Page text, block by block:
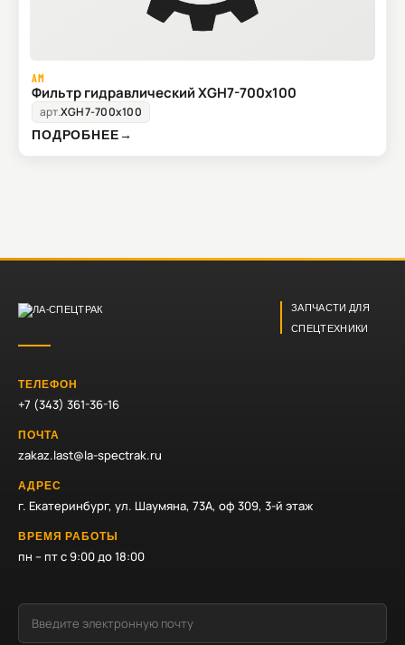
AM
Фильтр гидравлический XGH7-700x100
арт.XGH7-700x100
ПОДРОБНЕЕ→
ЗАПЧАСТИ ДЛЯ
СПЕЦТЕХНИКИ
ТЕЛЕФОН
+7 (343) 361-36-16
ПОЧТА
zakaz.last@la-spectrak.ru
АДРЕС
г. Екатеринбург, ул. Шаумяна, 73А, оф 309, 3-й этаж
ВРЕМЯ РАБОТЫ
пн – пт с 9:00 до 18:00